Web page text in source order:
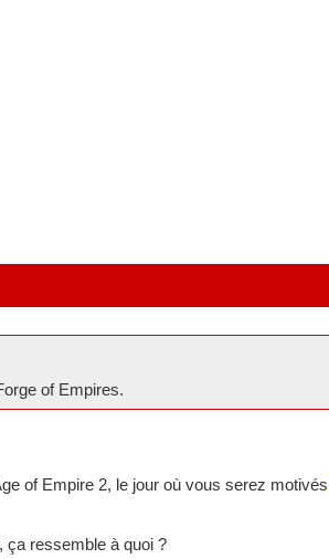
of Empires.
of Empire 2, le jour où vous serez
ça ressemble à quoi ?